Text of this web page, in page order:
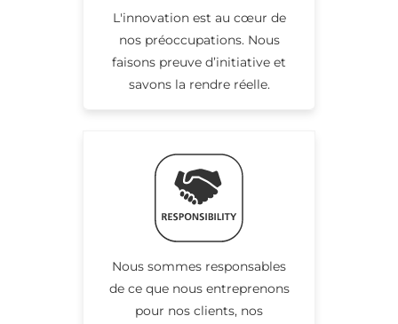
L'innovation est au cœur de
nos préoccupations. Nous
faisons preuve d’initiative et
savons la rendre réelle.
Nous sommes responsables
de ce que nous entreprenons
pour nos clients, nos